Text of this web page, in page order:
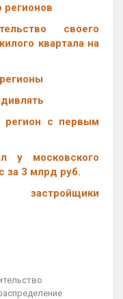
регионов
своего
квартала на
регион с первым
у московского
за 3 млрд руб.
застройщики